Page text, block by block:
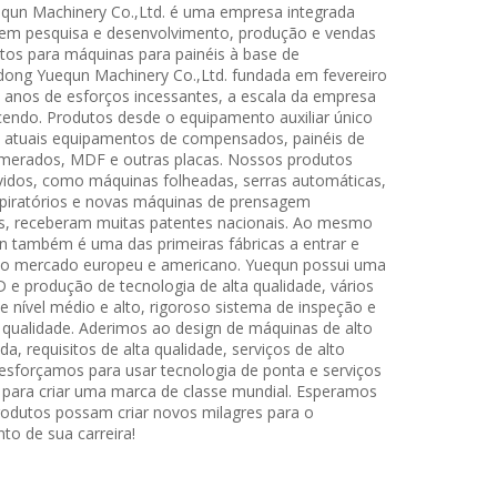
Machinery Co.,Ltd. é uma empresa integrada
pesquisa e desenvolvimento, produção e vendas
para máquinas para painéis à base de
Yuequn Machinery Co.,Ltd. fundada em fevereiro
de esforços incessantes, a escala da empresa
Produtos desde o equipamento auxiliar único
equipamentos de compensados, painéis de
MDF e outras placas. Nossos produtos
como máquinas folheadas, serras automáticas,
e novas máquinas de prensagem
receberam muitas patentes nacionais. Ao mesmo
também é uma das primeiras fábricas a entrar e
mercado europeu e americano. Yuequn possui uma
e produção de tecnologia de alta qualidade, vários
nível médio e alto, rigoroso sistema de inspeção e
Aderimos ao design de máquinas de alto
requisitos de alta qualidade, serviços de alto
para usar tecnologia de ponta e serviços
criar uma marca de classe mundial. Esperamos
possam criar novos milagres para o
de sua carreira!